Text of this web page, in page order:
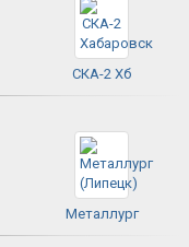
СКА-2 Хб
Металлург